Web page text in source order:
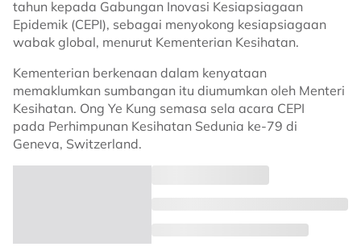
tahun kepada Gabungan Inovasi Kesiapsiagaan
Epidemik (CEPI), sebagai menyokong kesiapsiagaan
wabak global, menurut Kementerian Kesihatan.
Kementerian berkenaan dalam kenyataan
memaklumkan sumbangan itu diumumkan oleh Menteri
Kesihatan. Ong Ye Kung semasa sela acara CEPI
pada Perhimpunan Kesihatan Sedunia ke-79 di
Geneva, Switzerland.